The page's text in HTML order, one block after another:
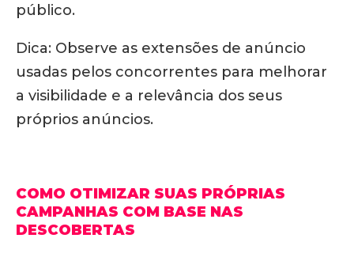
público.
Dica: Observe as extensões de anúncio
usadas pelos concorrentes para melhorar
a visibilidade e a relevância dos seus
próprios anúncios.
COMO OTIMIZAR SUAS PRÓPRIAS
CAMPANHAS COM BASE NAS
DESCOBERTAS